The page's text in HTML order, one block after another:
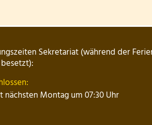
Sekretariat (während der
um weitere Öffnungs- oder
nächsten Montag um 07:30 Uhr